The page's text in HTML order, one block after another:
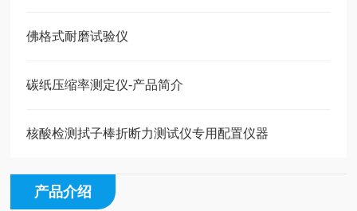
佛格式耐磨试验仪
碳纸压缩率测定仪-产品简介
核酸检测拭子棒折断力测试仪专用配置仪器
产品介绍